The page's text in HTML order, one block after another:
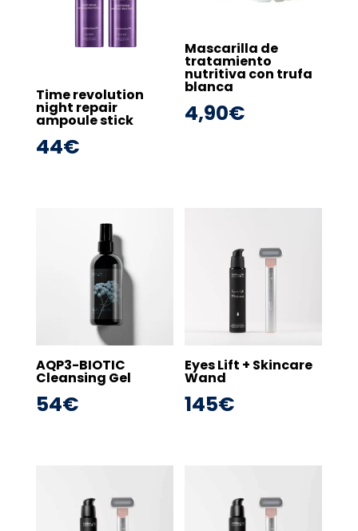
Time revolution
night repair
ampoule stick
44€
Mascarilla de
tratamiento
nutritiva con trufa
blanca
4,90€
AQP3-BIOTIC
Cleansing Gel
54€
Eyes Lift + Skincare
Wand
145€